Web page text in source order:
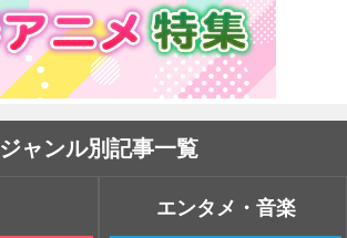
ジャンル別記事一覧
エンタメ・音楽